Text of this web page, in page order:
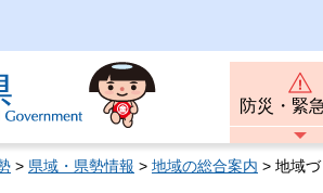
防災・緊
> 県域・県勢情報 > 地域の総合案内 > 地域づ